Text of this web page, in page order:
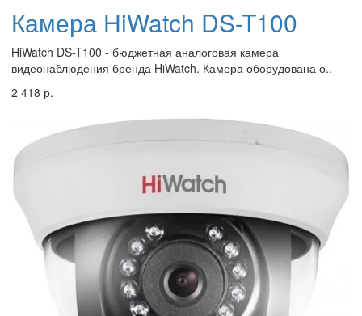
Камера HiWatch DS-T100
HiWatch DS-T100 - бюджетная аналоговая камера
видеонаблюдения бренда HiWatch. Камера оборудована о..
2 418 р.